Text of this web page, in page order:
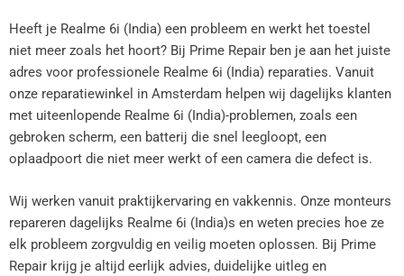
Heeft je Realme 6i (India) een probleem en werkt het toestel
niet meer zoals het hoort? Bij Prime Repair ben je aan het juiste
adres voor professionele Realme 6i (India) reparaties. Vanuit
onze reparatiewinkel in Amsterdam helpen wij dagelijks klanten
met uiteenlopende Realme 6i (India)-problemen, zoals een
gebroken scherm, een batterij die snel leegloopt, een
oplaadpoort die niet meer werkt of een camera die defect is.
Wij werken vanuit praktijkervaring en vakkennis. Onze monteurs
repareren dagelijks Realme 6i (India)s en weten precies hoe ze
elk probleem zorgvuldig en veilig moeten oplossen. Bij Prime
Repair krijg je altijd eerlijk advies, duidelijke uitleg en